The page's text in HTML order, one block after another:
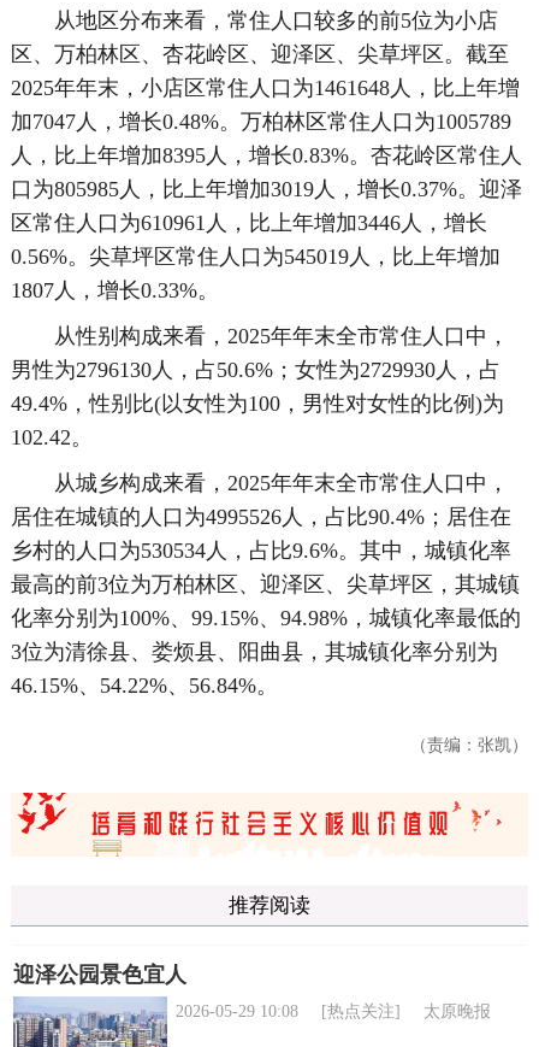
从地区分布来看，常住人口较多的前5位为小店
区、万柏林区、杏花岭区、迎泽区、尖草坪区。截至
2025年年末，小店区常住人口为1461648人，比上年增
加7047人，增长0.48%。万柏林区常住人口为1005789
人，比上年增加8395人，增长0.83%。杏花岭区常住人
口为805985人，比上年增加3019人，增长0.37%。迎泽
区常住人口为610961人，比上年增加3446人，增长
0.56%。尖草坪区常住人口为545019人，比上年增加
1807人，增长0.33%。
从性别构成来看，2025年年末全市常住人口中，
男性为2796130人，占50.6%；女性为2729930人，占
49.4%，性别比(以女性为100，男性对女性的比例)为
102.42。
从城乡构成来看，2025年年末全市常住人口中，
居住在城镇的人口为4995526人，占比90.4%；居住在
乡村的人口为530534人，占比9.6%。其中，城镇化率
最高的前3位为万柏林区、迎泽区、尖草坪区，其城镇
化率分别为100%、99.15%、94.98%，城镇化率最低的
3位为清徐县、娄烦县、阳曲县，其城镇化率分别为
46.15%、54.22%、56.84%。
（责编：张凯）
推荐阅读
迎泽公园景色宜人
2026-05-29 10:08 [热点关注] 太原晚报